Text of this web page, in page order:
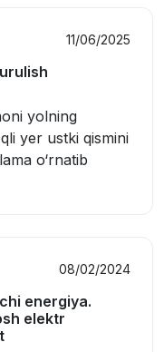
11/06/2025
yolning
yer ustki qismini
o‘rnatib
08/02/2024
energiya.
elektr